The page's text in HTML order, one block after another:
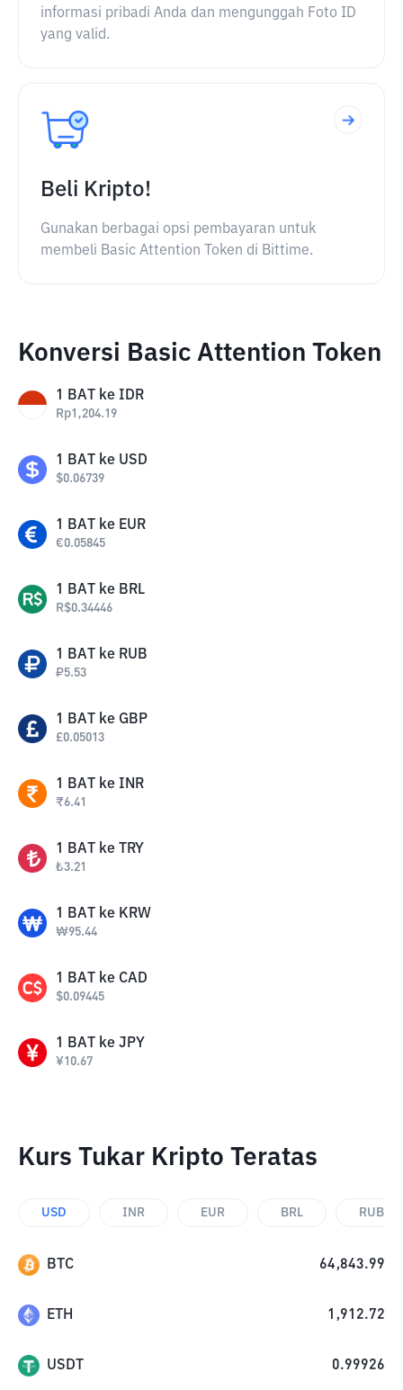
informasi pribadi Anda dan mengunggah Foto ID
yang valid.
Beli Kripto!
Gunakan berbagai opsi pembayaran untuk
membeli Basic Attention Token di Bittime.
Konversi Basic Attention Token
1 BAT ke IDR
Rp1,204.19
1 BAT ke USD
$0.06739
1 BAT ke EUR
€0.05845
1 BAT ke BRL
R$0.34446
1 BAT ke RUB
₽5.53
1 BAT ke GBP
£0.05013
1 BAT ke INR
₹6.41
1 BAT ke TRY
₺3.21
1 BAT ke KRW
₩95.44
1 BAT ke CAD
$0.09445
1 BAT ke JPY
¥10.67
Kurs Tukar Kripto Teratas
USD INR EUR BRL RUB
BTC 64,843.99
ETH 1,912.72
USDT 0.99926